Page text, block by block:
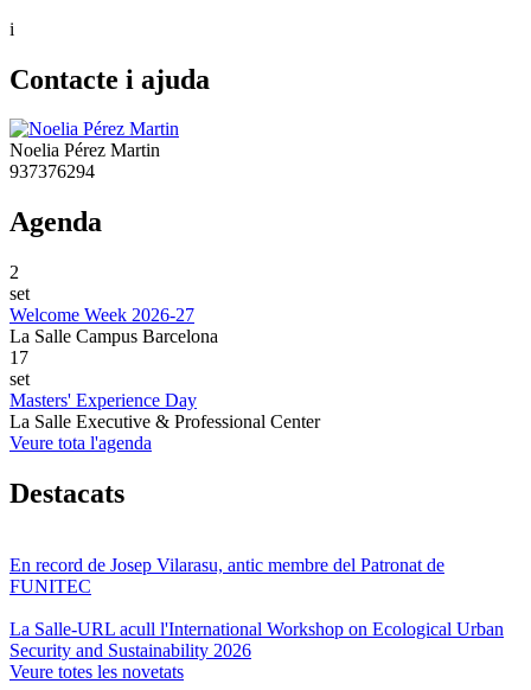
i
Contacte i ajuda
Noelia Pérez Martin
937376294
Agenda
2
set
Welcome Week 2026-27
La Salle Campus Barcelona
17
set
Masters' Experience Day
La Salle Executive & Professional Center
Veure tota l'agenda
Destacats
En record de Josep Vilarasu, antic membre del Patronat de
FUNITEC
La Salle-URL acull l'International Workshop on Ecological Urban
Security and Sustainability 2026
Veure totes les novetats